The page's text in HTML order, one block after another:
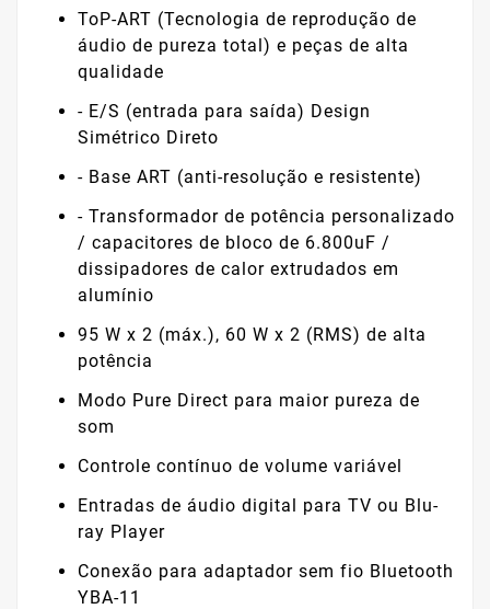
ToP-ART (Tecnologia de reprodução de
áudio de pureza total) e peças de alta
qualidade
- E/S (entrada para saída) Design
Simétrico Direto
- Base ART (anti-resolução e resistente)
- Transformador de potência personalizado
/ capacitores de bloco de 6.800uF /
dissipadores de calor extrudados em
alumínio
95 W x 2 (máx.), 60 W x 2 (RMS) de alta
potência
Modo Pure Direct para maior pureza de
som
Controle contínuo de volume variável
Entradas de áudio digital para TV ou Blu-
ray Player
Conexão para adaptador sem fio Bluetooth
YBA-11